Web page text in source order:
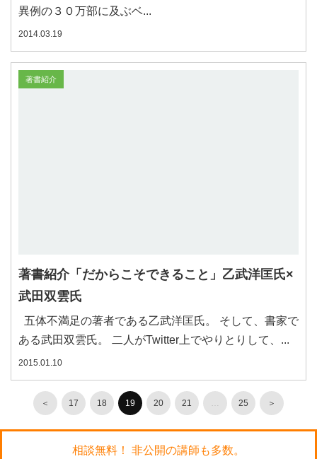
異例の３０万部に及ぶベ...
2014.03.19
著書紹介
著書紹介「だからこそできること」乙武洋匡氏×
武田双雲氏
五体不満足の著者である乙武洋匡氏。 そして、書家で
ある武田双雲氏。 二人がTwitter上でやりとりして、...
2015.01.10
＜ 17 18 19 20 21 … 25 ＞
相談無料！ 非公開の講師も多数。